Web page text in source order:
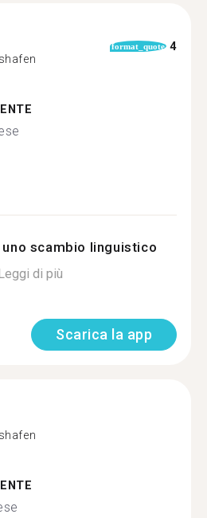
format_quote 4
scambio linguistico
di più
Scarica la app